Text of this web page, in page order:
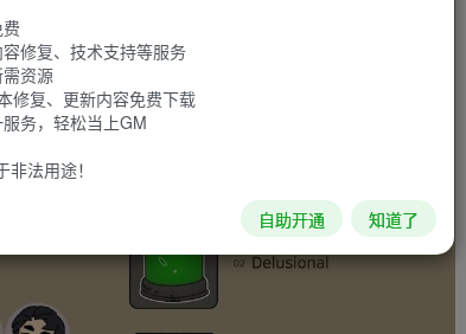
修复、技术支持等服务
资源
修复、更新内容免费下载
务，轻松当上GM
法用途！
自助开通 知道了